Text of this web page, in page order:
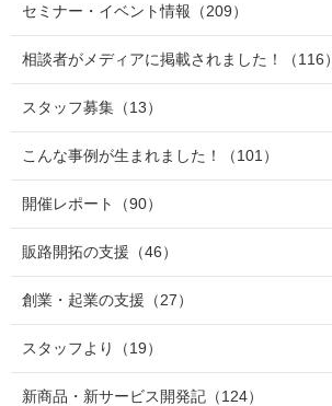
セミナー・イベント情報 （209）
相談者がメディアに掲載されました！ （116）
スタッフ募集 （13）
こんな事例が生まれました！ （101）
開催レポート （90）
販路開拓の支援 （46）
創業・起業の支援 （27）
スタッフより （19）
新商品・新サービス開発記 （124）